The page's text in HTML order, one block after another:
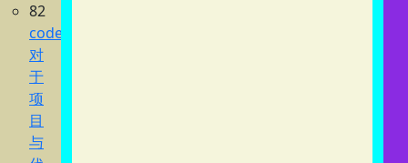
82
codex
对
于
项
目
与